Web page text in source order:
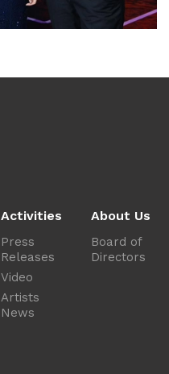
Activities
Press
Releases
Video
Artists
News
About Us
Board of
Directors